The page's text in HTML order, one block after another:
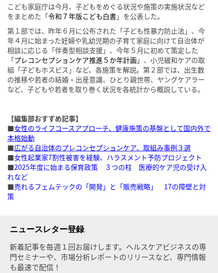
こども家庭庁は今月、子どもをめぐる状況や施策の実施状況など
をまとめた「令和７年版こども白書」を公表した。
第１部では、昨年６月に公布された「子ども性暴力防止法」、今
年４月に始まった妊婦や乳幼児期の子育て家庭に向けて自治体が
相談に応じる「伴奏型相談支援」、今年５月に初めて策定した
「プレコンセプションケア推進５か年計画」、小児緩和ケアの取
組「子どもホスピス」など、各施策を解説。第２部では、出生数
の推移や若者の結婚・出産意識、ひとり親世帯、ヤングケアラー
など、子どもや若者を取り巻く状況を各統計から概説している。
【編集部おすすめ記事】
■女性のライフコースアプローチ、健康施策の基盤として国内外で
本格始動
■広がる自治体のプレコンセプションケア、取組み事例３選
■女性起業家7割性被害を経験、ハラスメント予防プロジェクト
■2025年度に始まる保育政策 ３つの柱 医療的ケア児の受け入
れなど
■売れるフェムテックの「開発」と「販売戦略」 17の障壁と対
策
ニュースレター登録
新着記事を毎週１回お届けします。ヘルスケアビジネスの専
門セミナーや、市場分析レポートのリリースなど、専門情報
も最速で配信！